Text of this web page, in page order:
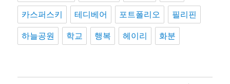
카스퍼스키 테디베어 포트폴리오 필리핀
하늘공원 학교 행복 헤이리 화분